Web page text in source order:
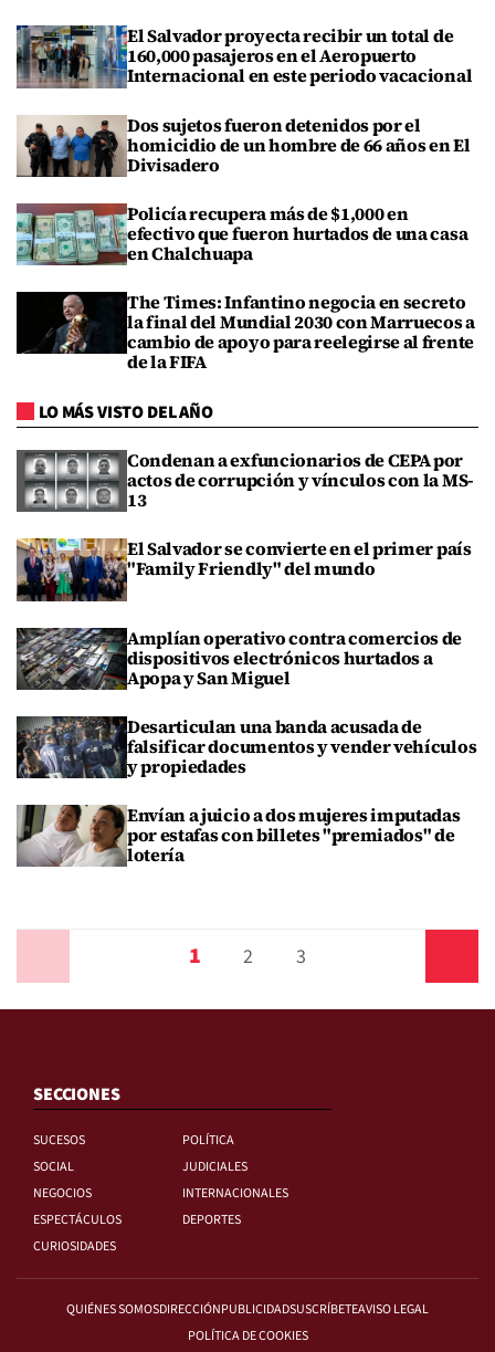
El Salvador proyecta recibir un total de
160,000 pasajeros en el Aeropuerto
Internacional en este periodo vacacional
Dos sujetos fueron detenidos por el
homicidio de un hombre de 66 años en El
Divisadero
Policía recupera más de $1,000 en
efectivo que fueron hurtados de una casa
en Chalchuapa
The Times: Infantino negocia en secreto
la final del Mundial 2030 con Marruecos a
cambio de apoyo para reelegirse al frente
de la FIFA
LO MÁS VISTO DEL AÑO
Condenan a exfuncionarios de CEPA por
actos de corrupción y vínculos con la MS-
13
El Salvador se convierte en el primer país
"Family Friendly" del mundo
Amplían operativo contra comercios de
dispositivos electrónicos hurtados a
Apopa y San Miguel
Desarticulan una banda acusada de
falsificar documentos y vender vehículos
y propiedades
Envían a juicio a dos mujeres imputadas
por estafas con billetes "premiados" de
lotería
1 2 3
SECCIONES
SUCESOS
POLÍTICA
SOCIAL
JUDICIALES
NEGOCIOS
INTERNACIONALES
ESPECTÁCULOS
DEPORTES
CURIOSIDADES
QUIÉNES SOMOSDIRECCIÓNPUBLICIDADSUSCRÍBETEAVISO LEGAL
POLÍTICA DE COOKIES